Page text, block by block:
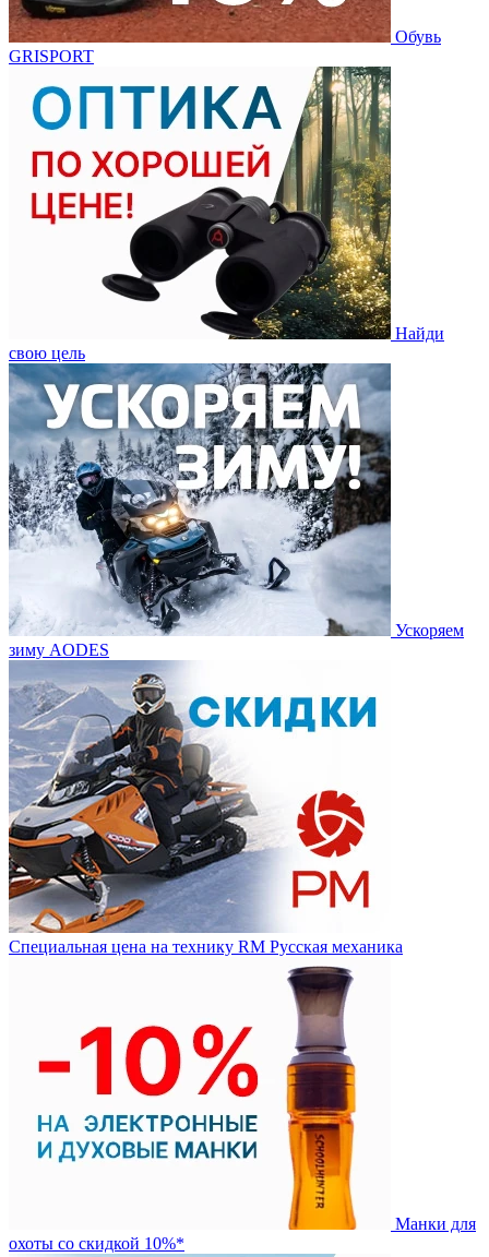
Обувь
GRISPORT
Найди
свою цель
Ускоряем
зиму AODES
Специальная цена на технику RM Русская механика
Манки для
охоты со скидкой 10%*